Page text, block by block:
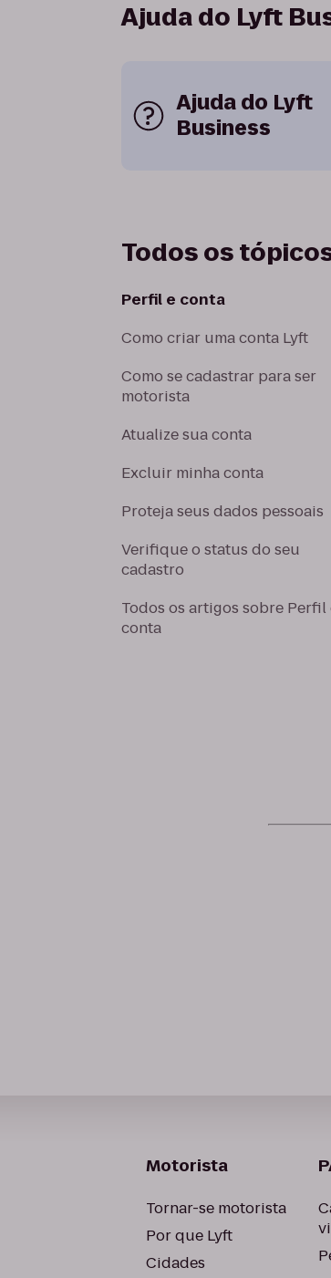
Ajuda do Lyft
Ajuda do Lyft
Business
Todos os
Perfil e conta
Como criar uma conta Lyft
Como se cadastrar para ser
motorista
Atualize sua conta
Excluir minha conta
Proteja seus dados pessoais
Verifique o status do seu
cadastro
Todos os artigos sobre Perfil
conta
Motorista
Tornar-se motorista
Por que Lyft
Cidades